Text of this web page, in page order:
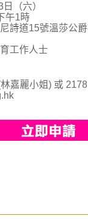
（六）
午1時
詩道15號溫莎公
工作人士
嘉麗小姐) 或